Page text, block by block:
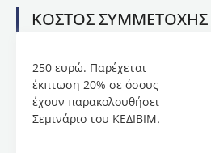
ΚΟΣΤΟΣ ΣΥΜΜΕΤΟΧΗΣ
250 ευρώ. Παρέχεται
έκπτωση 20% σε όσους
έχουν παρακολουθήσει
Σεμινάριο του ΚΕΔΙΒΙΜ.